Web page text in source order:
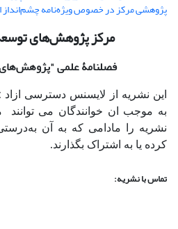
پژوهشی مرکز در خصوص ویژه‌نامه چشم‌انداز
مرکز پژوهش‌های
فصلنامۀ علمی"پژوهش‌های
این نشریه از لایسنس دسترسی ازاد
به موجب ان خوانندگان می
نشریه را مادامی که به آن‌
کرده یا به اشتراک بگذارند.
تماس با نشریه: